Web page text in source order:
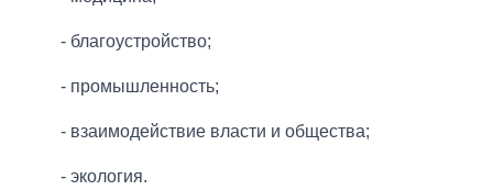
- благоустройство;
- промышленность;
- взаимодействие власти и общества;
- экология.